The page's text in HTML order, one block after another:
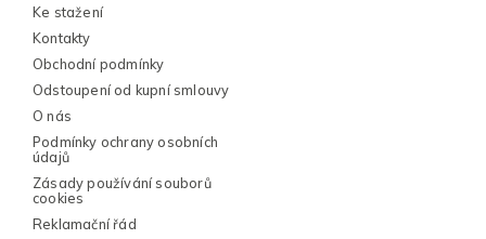
Ke stažení
Kontakty
Obchodní podmínky
Odstoupení od kupní smlouvy
O nás
Podmínky ochrany osobních
údajů
Zásady používání souborů
cookies
Reklamační řád